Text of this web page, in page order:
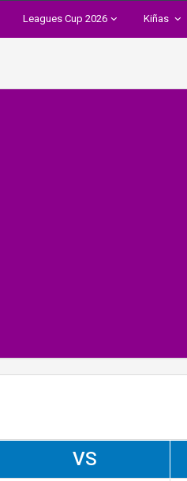
Leagues Cup 2026 Kiñas
VS